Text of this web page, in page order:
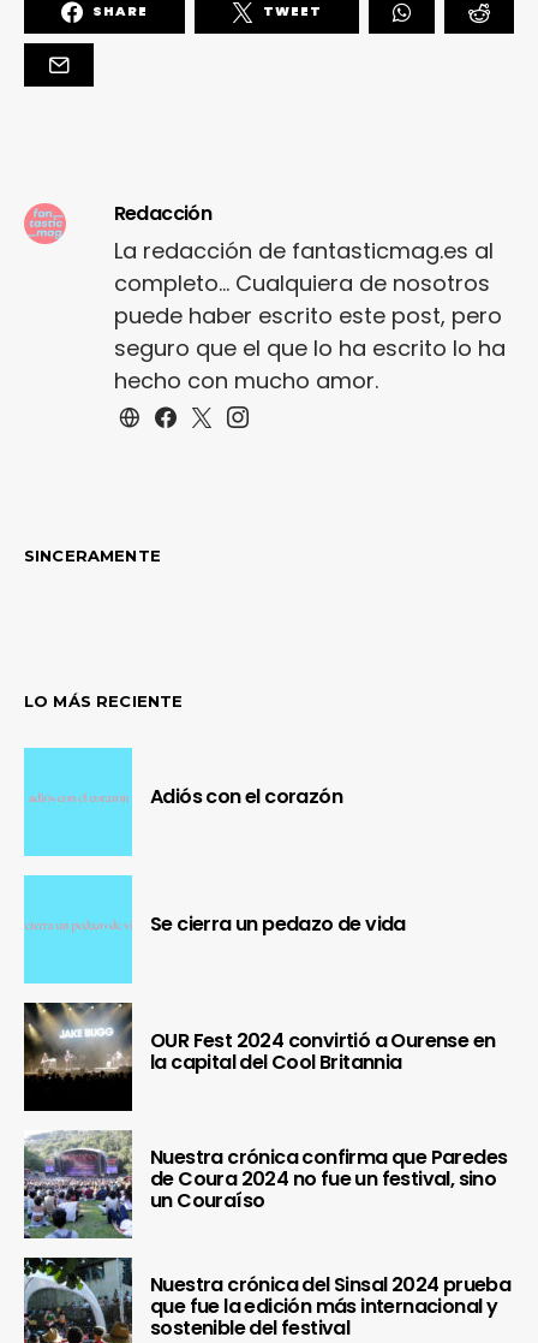
SHARE TWEET
Redacción
La redacción de fantasticmag.es al
completo... Cualquiera de nosotros
puede haber escrito este post, pero
seguro que el que lo ha escrito lo ha
hecho con mucho amor.
SINCERAMENTE
LO MÁS RECIENTE
Adiós con el corazón
Se cierra un pedazo de vida
OUR Fest 2024 convirtió a Ourense en
la capital del Cool Britannia
Nuestra crónica confirma que Paredes
de Coura 2024 no fue un festival, sino
un Couraíso
Nuestra crónica del Sinsal 2024 prueba
que fue la edición más internacional y
sostenible del festival